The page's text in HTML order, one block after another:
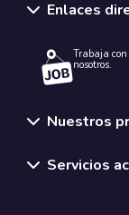
Enlaces
Trabaja con
nosotros.
Nuestros
Servicios